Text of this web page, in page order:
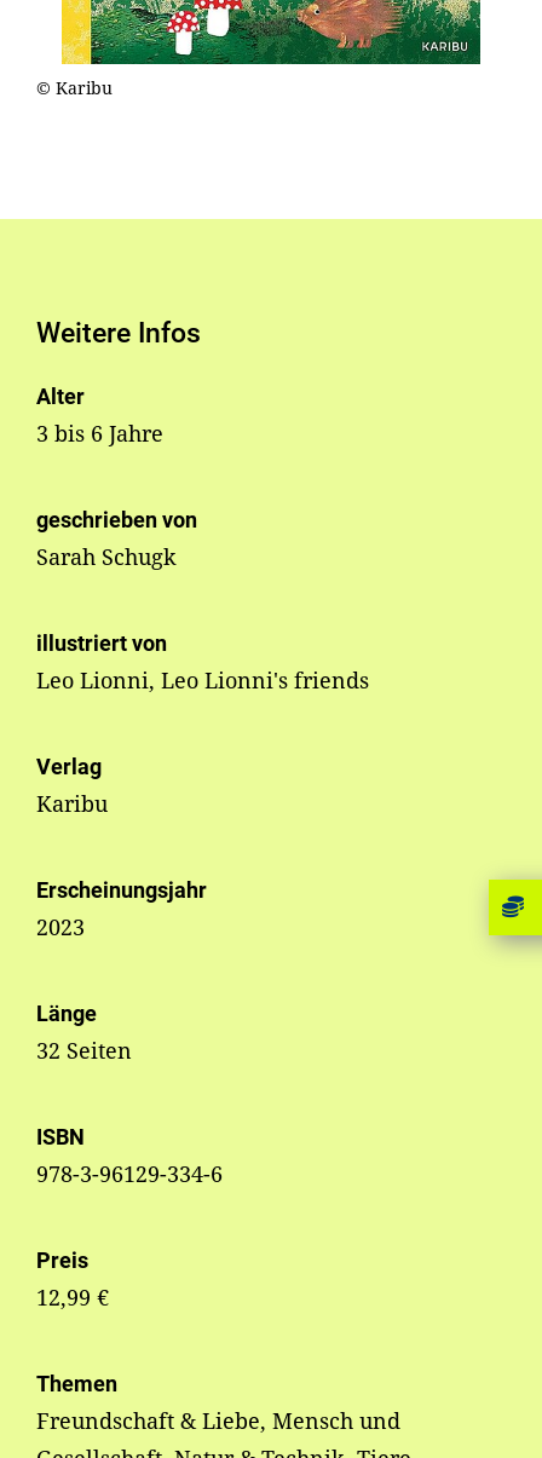
© Karibu
Weitere Infos
Alter
3 bis 6 Jahre
geschrieben von
Sarah Schugk
illustriert von
Leo Lionni, Leo Lionni's friends
Verlag
Karibu
Erscheinungsjahr
2023
Länge
32 Seiten
ISBN
978-3-96129-334-6
Preis
12,99 €
Themen
Freundschaft & Liebe, Mensch und